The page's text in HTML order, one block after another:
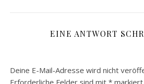
EINE ANTWORT
Deine E-Mail-Adresse wird nicht
Erforderliche Felder sind mit * markiert